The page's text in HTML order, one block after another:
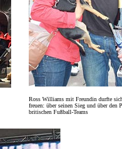
Ross Williams mit Freundin durfte
freuen: über seinen Sieg und über den
britischen Fußball-Teams